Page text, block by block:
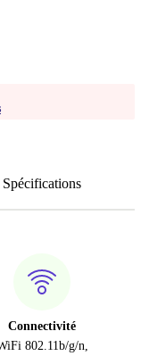
Spécifications
Connectivité
802.11b/g/n,